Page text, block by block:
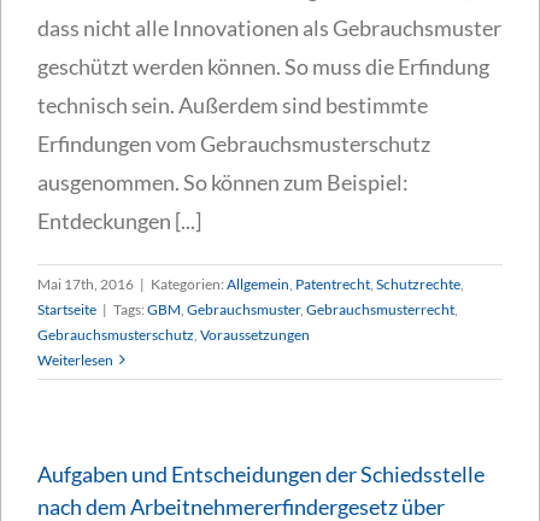
dass nicht alle Innovationen als Gebrauchsmuster
geschützt werden können. So muss die Erfindung
technisch sein. Außerdem sind bestimmte
Erfindungen vom Gebrauchsmusterschutz
ausgenommen. So können zum Beispiel:
Entdeckungen [...]
Mai 17th, 2016 | Kategorien: Allgemein Patentrecht Schutzrechte
Startseite | Tags: GBM Gebrauchsmuster, Gebrauchsmusterrecht
Gebrauchsmusterschutz Voraussetzungen
Weiterlesen
Aufgaben und Entscheidungen der Schiedsstelle
nach dem Arbeitnehmererfindergesetz über